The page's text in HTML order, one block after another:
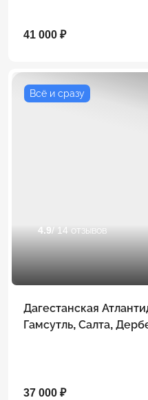
41 000 ₽
Всё и сразу
4.9 / 14 отзывов
Дагестанская
Гамсутль, Салта,
37 000 ₽